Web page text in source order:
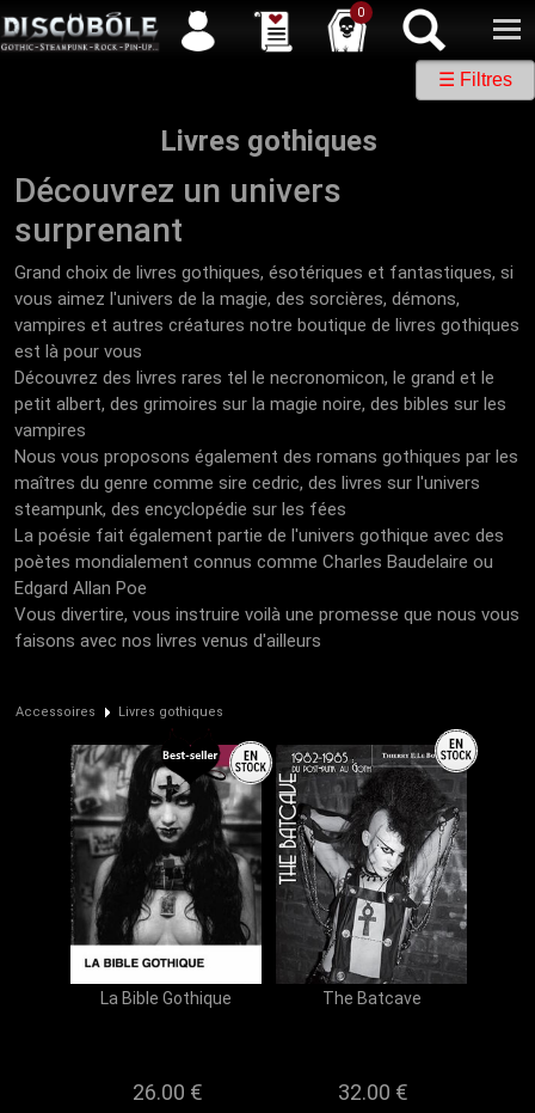
0
Service client 04 50 26 57 88 Newsletter | | Facebook
☰ Filtres
Livres gothiques
Découvrez un univers
surprenant
Grand choix de livres gothiques, ésotériques et fantastiques, si
vous aimez l'univers de la magie, des sorcières, démons,
vampires et autres créatures notre boutique de livres gothiques
est là pour vous
Découvrez des livres rares tel le necronomicon, le grand et le
petit albert, des grimoires sur la magie noire, des bibles sur les
vampires
Nous vous proposons également des romans gothiques par les
maîtres du genre comme sire cedric, des livres sur l'univers
steampunk, des encyclopédie sur les fées
La poésie fait également partie de l'univers gothique avec des
poètes mondialement connus comme Charles Baudelaire ou
Edgard Allan Poe
Vous divertire, vous instruire voilà une promesse que nous vous
faisons avec nos livres venus d'ailleurs
Accessoires Livres gothiques
La Bible Gothique
26.00 €
The Batcave
32.00 €